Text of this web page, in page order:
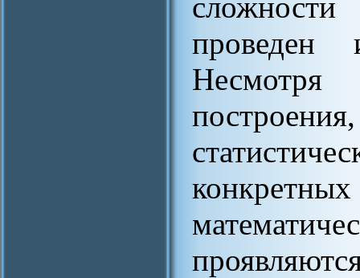
проведен